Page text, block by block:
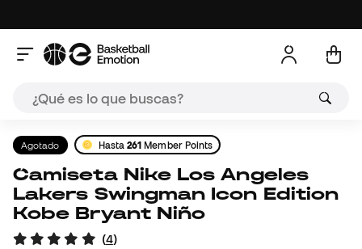
Agotado Hasta261 Member Points
Camiseta Nike Los Angeles
Lakers Swingman Icon Edition
Kobe Bryant Niño
(4)